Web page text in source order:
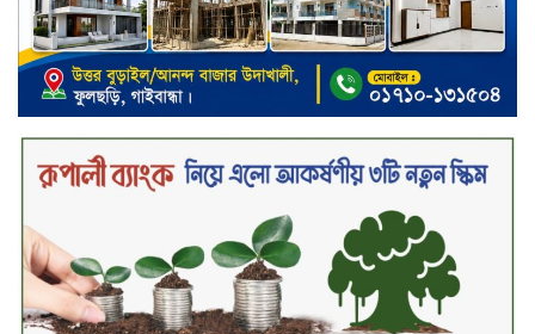
বিদায়ী সপ্তাহে দর পতনের শীর্ষে এস
আলম কোল্ড রোল্ড
বিদায়ী সপ্তাহে দর বৃদ্ধির শীর্ষে ফারইস্ট
ফাইন্যান্স
বিদায়ী সপ্তাহে লেনদেনের শীর্ষে শার্প
ইন্ডাস্ট্রিজ